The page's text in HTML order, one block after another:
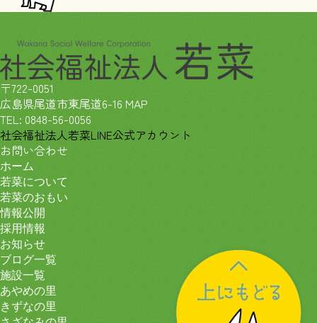
〒722-0051
広島県尾道市東尾道6-16 MAP
TEL: 0848-56-0056
社会福祉法人若菜LINE公式アカウント
お問い合わせ
ホーム
若菜について
若菜のおもい
情報公開
採用情報
お知らせ
ブログ一覧
施設一覧
あやめの里
きずなの里